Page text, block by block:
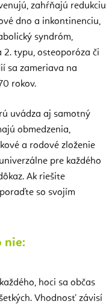
zahŕňajú redukciu
dno a inkontinenciu,
syndróm,
2. typu, osteoporóza či
sa zameriava na
rokov.
uvádza aj samotný
obmedzenia,
a rodové zloženie
pre každého
Ak riešite
so svojím
nie:
hoci sa občas
Vhodnosť závisí